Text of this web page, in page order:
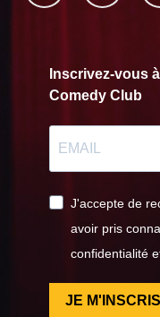
Inscrivez-vous
Comedy Club
J'accepte de
avoir pris
confidentialité
JE M'INSCRIS